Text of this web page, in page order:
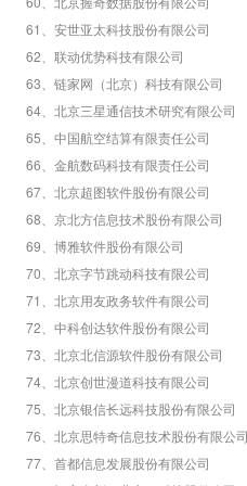
、北京握奇数据股份有限公司
61 、安世亚太科技股份有限公司
62、联动优势科技有限公司
63、链家网（北京）科技有限公司
64、北京三星通信技术研究有限公司
65、中国航空结算有限责任公司
66、金航数码科技有限责任公司
67、北京超图软件股份有限公司
68、京北方信息技术股份有限公司
69、博雅软件股份有限公司
70、北京字节跳动科技有限公司
71 、北京用友政务软件有限公司
72、中科创达软件股份有限公司
73、北京北信源软件股份有限公司
74、北京创世漫道科技有限公司
75、北京银信长远科技股份有限公司
76、北京思特奇信息技术股份有限公司
77、首都信息发展股份有限公司